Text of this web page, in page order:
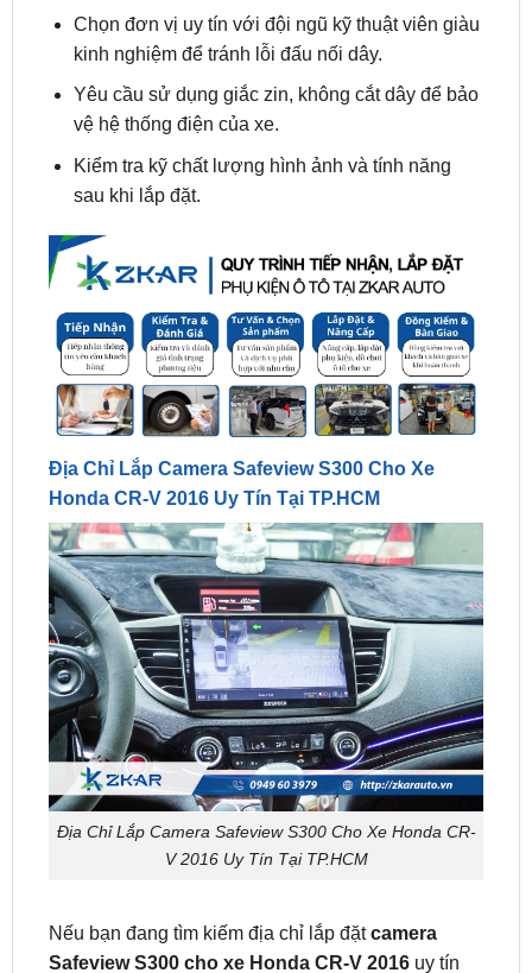
Yêu cầu sử dụng giắc zin, không cắt dây để bảo
vệ hệ thống điện của xe.
Kiểm tra kỹ chất lượng hình ảnh và tính năng
sau khi lắp đặt.
Địa Chỉ Lắp Camera Safeview S300 Cho Xe
Honda CR-V 2016 Uy Tín Tại TP.HCM
Địa Chỉ Lắp Camera Safeview S300 Cho Xe Honda CR-
V 2016 Uy Tín Tại TP.HCM
Nếu bạn đang tìm kiếm địa chỉ lắp đặt
tại TP.HCM, ZKar Auto là lựa chọn hàng đầu không
thể bỏ qua. Với nhiều năm kinh nghiệm trong lĩnh